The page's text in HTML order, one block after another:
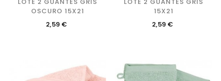
OSCURO 15X21
Precio
2,59 €
15X21
Precio
2,59 €